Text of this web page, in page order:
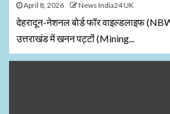
April 8, 2026 News India24 UK
देहरादून-नेशनल बोर्ड फॉर वाइल्डलाइफ
उत्तराखंड में खनन पट्टों (Mining...